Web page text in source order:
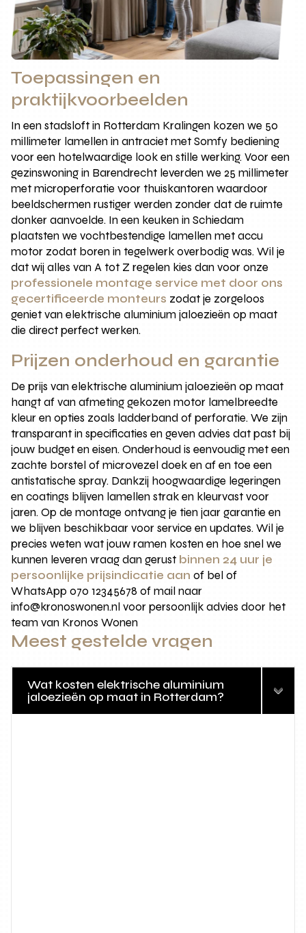
Toepassingen en
praktijkvoorbeelden
In een stadsloft in Rotterdam Kralingen kozen we 50
millimeter lamellen in antraciet met Somfy bediening
voor een hotelwaardige look en stille werking. Voor een
gezinswoning in Barendrecht leverden we 25 millimeter
met microperforatie voor thuiskantoren waardoor
beeldschermen rustiger werden zonder dat de ruimte
donker aanvoelde. In een keuken in Schiedam
plaatsten we vochtbestendige lamellen met accu
motor zodat boren in tegelwerk overbodig was. Wil je
dat wij alles van A tot Z regelen kies dan voor onze
professionele montage service met door ons
gecertificeerde monteurs zodat je zorgeloos
geniet van elektrische aluminium jaloezieën op maat
die direct perfect werken.
Prijzen onderhoud en garantie
De prijs van elektrische aluminium jaloezieën op maat
hangt af van afmeting gekozen motor lamelbreedte
kleur en opties zoals ladderband of perforatie. We zijn
transparant in specificaties en geven advies dat past bij
jouw budget en eisen. Onderhoud is eenvoudig met een
zachte borstel of microvezel doek en af en toe een
antistatische spray. Dankzij hoogwaardige legeringen
en coatings blijven lamellen strak en kleurvast voor
jaren. Op de montage ontvang je tien jaar garantie en
we blijven beschikbaar voor service en updates. Wil je
precies weten wat jouw ramen kosten en hoe snel we
kunnen leveren vraag dan gerust binnen 24 uur je
persoonlijke prijsindicatie aan of bel of
WhatsApp 070 12345678 of mail naar
info@kronoswonen.nl voor persoonlijk advies door het
team van Kronos Wonen
Meest gestelde vragen
Wat kosten elektrische aluminium
jaloezieën op maat in Rotterdam?